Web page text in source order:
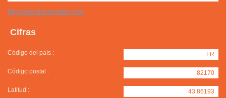
http://www.dieupentale.com/
Cifras
Código del país : FR
Código postal : 82170
Latitud : 43.86193